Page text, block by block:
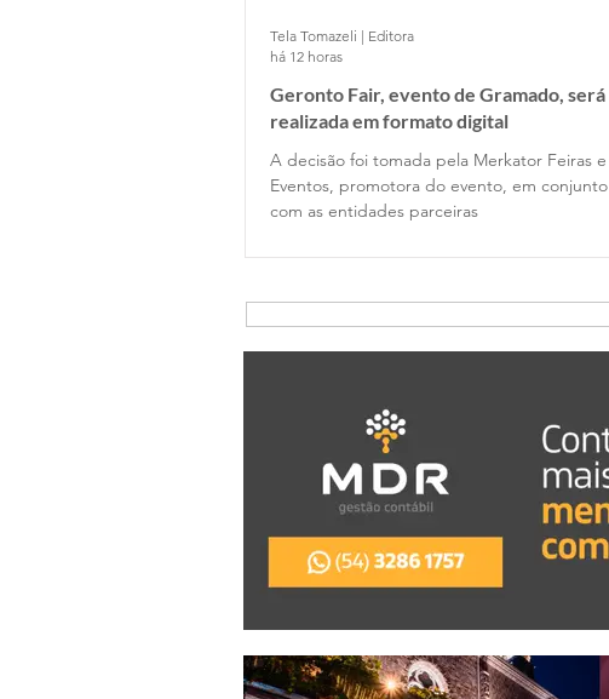
Geronto Fair, evento de Gramado, será
realizada em formato digital
A decisão foi tomada pela Merkator Feiras e
Eventos, promotora do evento, em conjunto
com as entidades parceiras
Tela Tomazeli | Editora
há 12 horas